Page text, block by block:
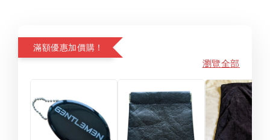
滿額優惠加價購！
瀏覽全部